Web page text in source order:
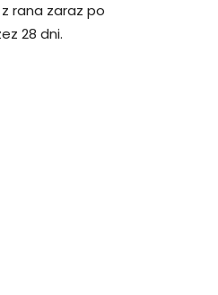
rana zaraz po
28 dni.